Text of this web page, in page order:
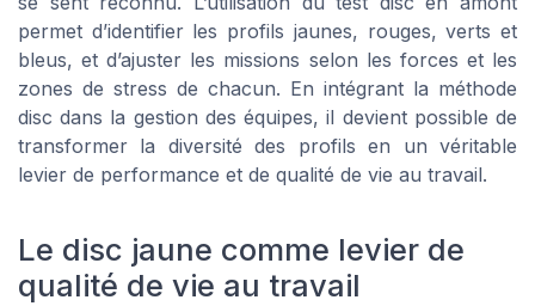
permet d’identifier les profils jaunes, rouges, verts et
bleus, et d’ajuster les missions selon les forces et les
zones de stress de chacun. En intégrant la méthode
disc dans la gestion des équipes, il devient possible de
transformer la diversité des profils en un véritable
levier de performance et de qualité de vie au travail.
Le disc jaune comme levier de
qualité de vie au travail